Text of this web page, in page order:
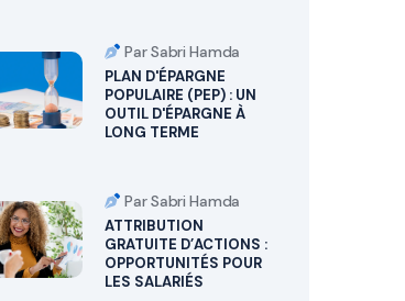
Par Sabri Hamda
PLAN D'ÉPARGNE
POPULAIRE (PEP) : UN
OUTIL D'ÉPARGNE À
LONG TERME
Par Sabri Hamda
ATTRIBUTION
GRATUITE D’ACTIONS :
OPPORTUNITÉS POUR
LES SALARIÉS